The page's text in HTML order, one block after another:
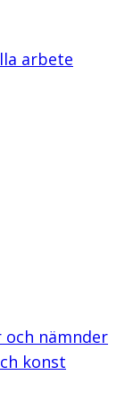
arbete
och nämnder
konst